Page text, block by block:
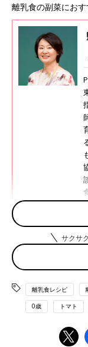
離乳食の副菜におす
調理前
離乳食の「下ご
きゅうりとト
サクサ
離乳食レシピ
0歳 トマト